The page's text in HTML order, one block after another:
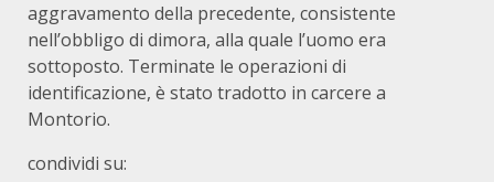
aggravamento della precedente, consistente
nell’obbligo di dimora, alla quale l’uomo era
sottoposto. Terminate le operazioni di
identificazione, è stato tradotto in carcere a
Montorio.
condividi su: